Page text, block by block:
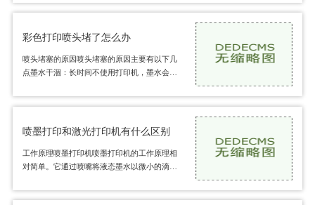
的电子图像转换为实际的打印图像。硒鼓通常
彩色打印喷头堵了怎么办
喷头堵塞的原因喷头堵塞的原因主要有以下几
点墨水干涸：长时间不使用打印机，墨水会在
质或不兼容的墨水，可能导致喷头内部残留物
喷墨打印和激光打印机有什么区别
工作原理喷墨打印机喷墨打印机的工作原理相
对简单。它通过喷嘴将液态墨水以微小的滴状
影响打印质量。喷墨打印机通常使用四种基本